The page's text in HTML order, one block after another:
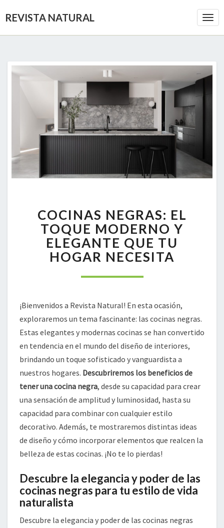
REVISTA NATURAL
NEGRAS:
EL
TOQUE
MODERNO
Y
QUE
HOGAR
COCINAS NEGRAS: EL
TOQUE MODERNO Y
ELEGANTE QUE TU
HOGAR NECESITA
¡Bienvenidos a Revista Natural! En esta ocasión,
exploraremos un tema fascinante: las cocinas negras.
Estas elegantes y modernas cocinas se han convertido
en tendencia en el mundo del diseño de interiores,
brindando un toque sofisticado y vanguardista a
nuestros hogares. Descubriremos los beneficios de
tener una cocina negra, desde su capacidad para crear
una sensación de amplitud y luminosidad, hasta su
capacidad para combinar con cualquier estilo
decorativo. Además, te mostraremos distintas ideas
de diseño y cómo incorporar elementos que realcen la
belleza de estas cocinas. ¡No te lo pierdas!
Descubre la elegancia y poder de las
cocinas negras para tu estilo de vida
naturalista
Descubre la elegancia y poder de las cocinas negras